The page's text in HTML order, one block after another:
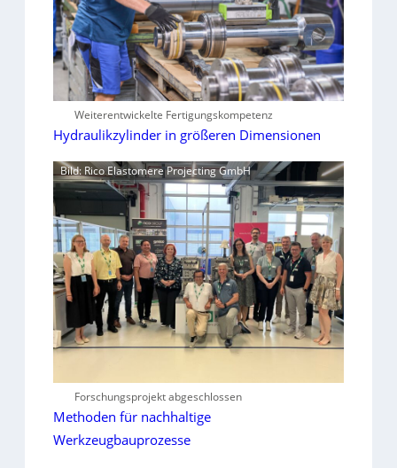
Weiterentwickelte Fertigungskompetenz
Hydraulikzylinder in größeren Dimensionen
Bild: Rico Elastomere Projecting GmbH
Forschungsprojekt abgeschlossen
Methoden für nachhaltige
Werkzeugbauprozesse